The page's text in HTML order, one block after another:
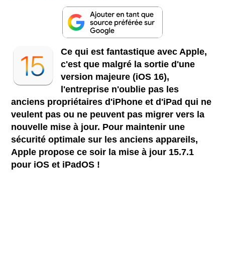
Ce qui est fantastique avec Apple,
c'est que malgré la sortie d'une
version majeure (iOS 16),
l'entreprise n'oublie pas les
anciens propriétaires d'iPhone et d'iPad qui ne
veulent pas ou ne peuvent pas migrer vers la
nouvelle mise à jour. Pour maintenir une
sécurité optimale sur les anciens appareils,
Apple propose ce soir la mise à jour 15.7.1
pour iOS et iPadOS !